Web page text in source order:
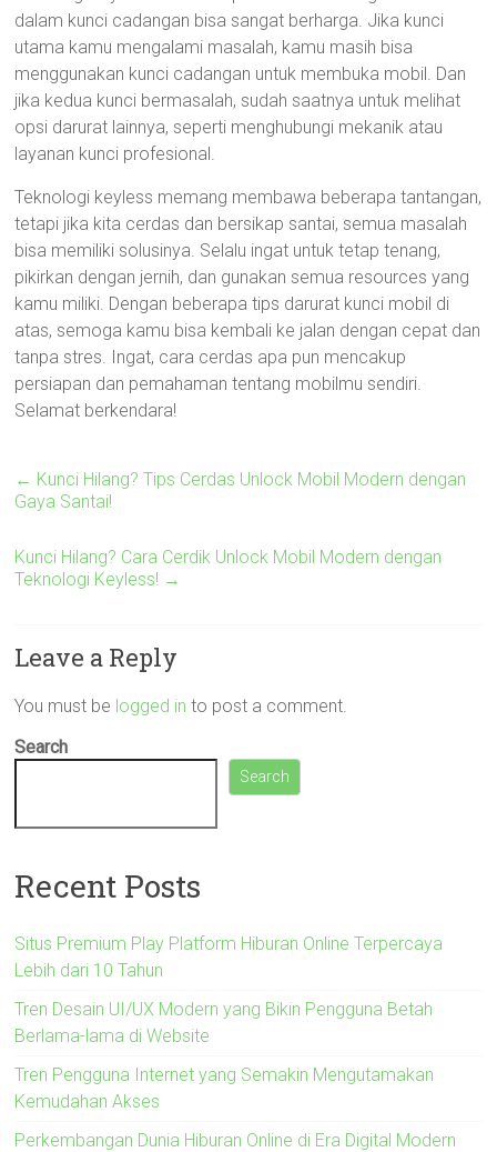
dalam kunci cadangan bisa sangat berharga. Jika kunci
utama kamu mengalami masalah, kamu masih bisa
menggunakan kunci cadangan untuk membuka mobil. Dan
jika kedua kunci bermasalah, sudah saatnya untuk melihat
opsi darurat lainnya, seperti menghubungi mekanik atau
layanan kunci profesional.
Teknologi keyless memang membawa beberapa tantangan,
tetapi jika kita cerdas dan bersikap santai, semua masalah
bisa memiliki solusinya. Selalu ingat untuk tetap tenang,
pikirkan dengan jernih, dan gunakan semua resources yang
kamu miliki. Dengan beberapa tips darurat kunci mobil di
atas, semoga kamu bisa kembali ke jalan dengan cepat dan
tanpa stres. Ingat, cara cerdas apa pun mencakup
persiapan dan pemahaman tentang mobilmu sendiri.
Selamat berkendara!
← Kunci Hilang? Tips Cerdas Unlock Mobil Modern dengan
Gaya Santai!
Kunci Hilang? Cara Cerdik Unlock Mobil Modern dengan
Teknologi Keyless! →
Leave a Reply
You must be logged in to post a comment.
Search
Search
Recent Posts
Situs Premium Play Platform Hiburan Online Terpercaya
Lebih dari 10 Tahun
Tren Desain UI/UX Modern yang Bikin Pengguna Betah
Berlama-lama di Website
Tren Pengguna Internet yang Semakin Mengutamakan
Kemudahan Akses
Perkembangan Dunia Hiburan Online di Era Digital Modern